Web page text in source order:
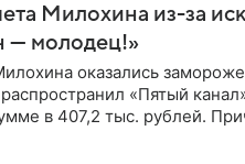
Милохина из-за
— молодец!»
оказались
«Пятый
в 407,2 тыс. рублей.